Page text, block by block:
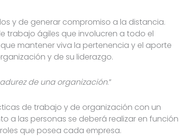
y de generar compromiso a la distancia.
trabajo ágiles que involucren a todo el
mantener viva la pertenencia y el aporte
y de su liderazgo.
de una organización.”
de trabajo y de organización con un
a las personas se deberá realizar en función
que posea cada empresa.